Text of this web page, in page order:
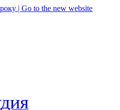
| Go to the new website